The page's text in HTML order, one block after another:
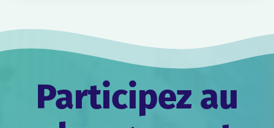
Participez au